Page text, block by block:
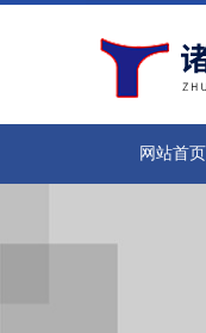
网站首页